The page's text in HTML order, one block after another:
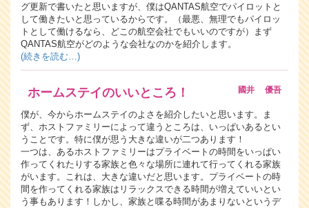
グ更新で書いたと思いますが、僕はQANTAS航空でパイロットと
して働きたいと思っているからです。（最悪、無理でもパイロッ
トとして働けるなら、どこの航空会社でもいいのですが）まず
QANTAS航空がどのような会社なのかを紹介します。
(続きを読む…)
ホームステイのいいところ！ 國井 優吾
僕が、今からホームステイのよさを紹介したいと思います。ま
ず、ホストファミリーによって違うところは、いっぱいあるとい
うことです。特に僕が思う大きな違いが二つあります！
一つは、あるホストファミリーはプライベートの時間をいっぱい
作ってくれたりする家族と色々な場所に連れて行ってくれる家族
がいます。これは、大きな違いだと思います。プライベートの時
間を作ってくれる家族はリラックスできる時間が増えていいとい
う事もあります！しかし、家族と喋る時間があまりないというデ